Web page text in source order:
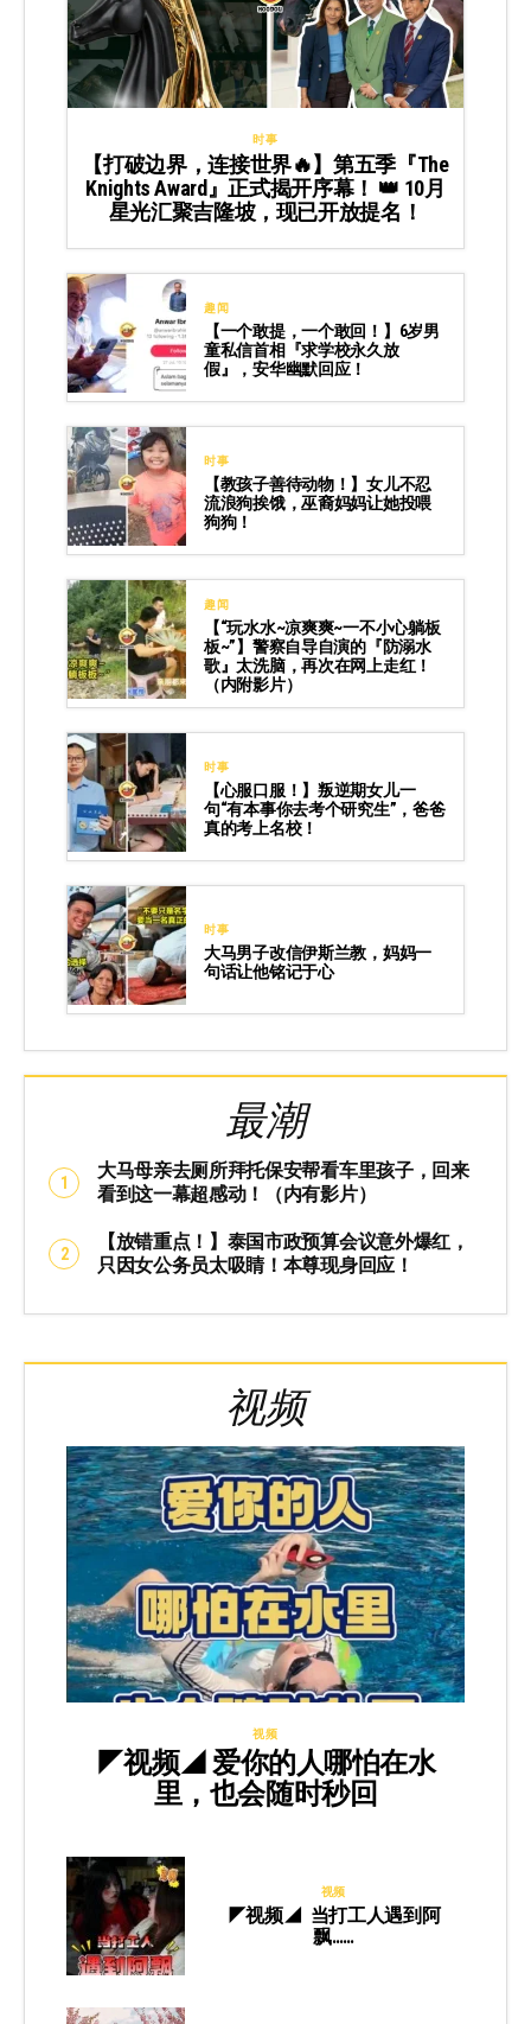
时事
【打破边界，连接世界🔥】第五季『The
Knights Award』正式揭开序幕！ 👑 10月
星光汇聚吉隆坡，现已开放提名！
趣闻
【一个敢提，一个敢回！】6岁男
童私信首相『求学校永久放
假』，安华幽默回应！
时事
【教孩子善待动物！】女儿不忍
流浪狗挨饿，巫裔妈妈让她投喂
狗狗！
趣闻
【“玩水水~凉爽爽~一不小心躺板
板~”】警察自导自演的『防溺水
歌』太洗脑，再次在网上走红！
（内附影片）
时事
【心服口服！】叛逆期女儿一
句“有本事你去考个研究生”，爸爸
真的考上名校！
时事
大马男子改信伊斯兰教，妈妈一
句话让他铭记于心
最潮
大马母亲去厕所拜托保安帮看车里孩子，回来
看到这一幕超感动！（内有影片）
【放错重点！】泰国市政预算会议意外爆红，
只因女公务员太吸睛！本尊现身回应！
视频
视频
◤视频◢ 爱你的人哪怕在水
里，也会随时秒回
视频
◤视频◢ 当打工人遇到阿
飘……